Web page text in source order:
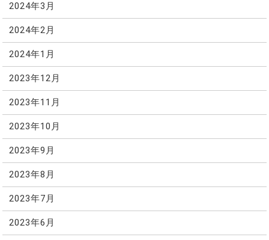
2024年3月
2024年2月
2024年1月
2023年12月
2023年11月
2023年10月
2023年9月
2023年8月
2023年7月
2023年6月